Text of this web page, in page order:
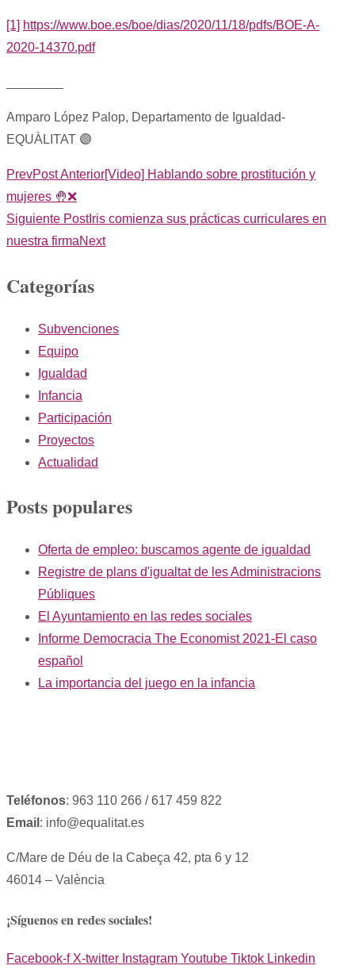
[1] https://www.boe.es/boe/dias/2020/11/18/pdfs/BOE-A-
2020-14370.pdf
Amparo López Palop, Departamento de Igualdad-
EQUÀLITAT 🟣
PrevPost Anterior[Video] Hablando sobre prostitución y
mujeres 🤚❌
Siguiente PostIris comienza sus prácticas curriculares en
nuestra firmaNext
Categorías
Subvenciones
Equipo
Igualdad
Infancia
Participación
Proyectos
Actualidad
Posts populares
Oferta de empleo: buscamos agente de igualdad
Registre de plans d'igualtat de les Administracions
Públiques
El Ayuntamiento en las redes sociales
Informe Democracia The Economist 2021-El caso
español
La importancia del juego en la infancia
Teléfonos: 963 110 266 / 617 459 822
Email : info@equalitat.es
C/Mare de Déu de la Cabeça 42, pta 6 y 12
46014 – València
¡Síguenos en redes sociales!
Facebook-f X-twitter Instagram Youtube Tiktok Linkedin